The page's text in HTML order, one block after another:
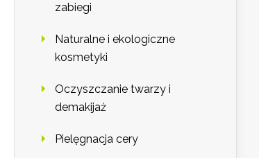
zabiegi
Naturalne i ekologiczne
kosmetyki
Oczyszczanie twarzy i
demakijaż
Pielęgnacja cery